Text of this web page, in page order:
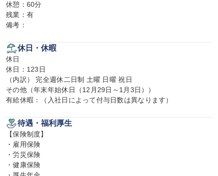
休憩：60分
残業：有
備考：
休日・休暇
休日
休日：123日
（内訳） 完全週休二日制 土曜 日曜 祝日
その他（年末年始休日（12月29日～1月3日））
有給休暇：（入社日によって付与日数は異なります）
待遇・福利厚生
【保険制度】
・雇用保険
・労災保険
・健康保険